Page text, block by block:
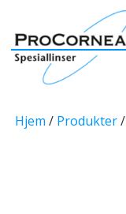
Hjem / Produkter/